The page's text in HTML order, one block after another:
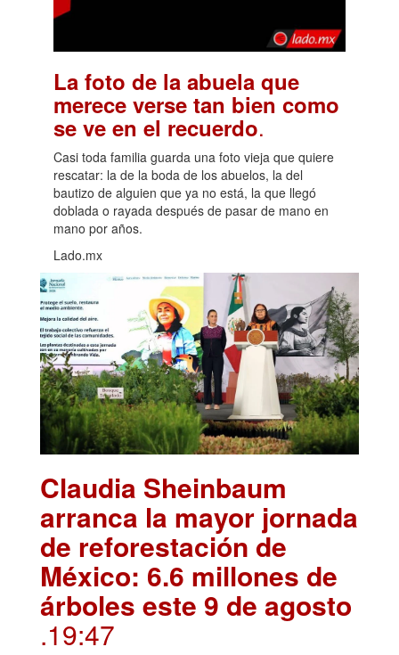
La foto de la abuela que
merece verse tan bien como
se ve en el recuerdo.
Casi toda familia guarda una foto vieja que quiere
rescatar: la de la boda de los abuelos, la del
bautizo de alguien que ya no está, la que llegó
doblada o rayada después de pasar de mano en
mano por años.
Lado.mx
Claudia Sheinbaum
arranca la mayor jornada
de reforestación de
México: 6.6 millones de
árboles este 9 de agosto
.19:47